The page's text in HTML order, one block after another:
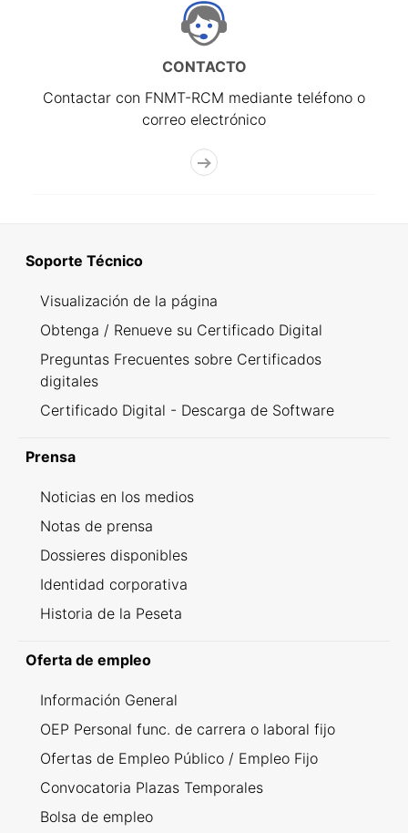
CONTACTO
Contactar con FNMT-RCM mediante teléfono o
correo electrónico
Soporte Técnico
Visualización de la página
Obtenga / Renueve su Certificado Digital
Preguntas Frecuentes sobre Certificados
digitales
Certificado Digital - Descarga de Software
Prensa
Noticias en los medios
Notas de prensa
Dossieres disponibles
Identidad corporativa
Historia de la Peseta
Oferta de empleo
Información General
OEP Personal func. de carrera o laboral fijo
Ofertas de Empleo Público / Empleo Fijo
Convocatoria Plazas Temporales
Bolsa de empleo